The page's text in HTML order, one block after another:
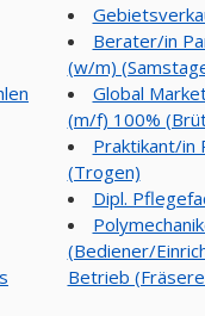
Berater/in
(w/m)
Global
(m/f) 100%
Praktikant/in
(Trogen)
Dipl.
(Bediener/
Betrieb